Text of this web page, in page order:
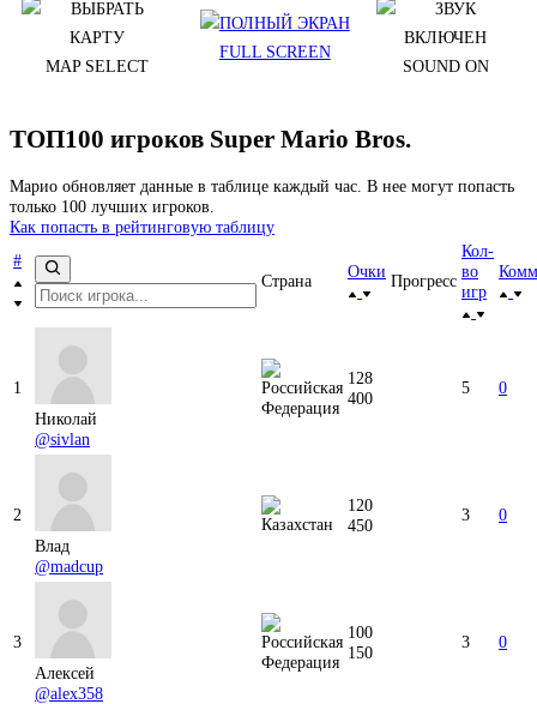
MAP SELECT
FULL SCREEN
SOUND ON
ТОП100 игроков Super Mario Bros.
Марио обновляет данные в таблице каждый час. В нее могут попасть
только 100 лучших игроков.
Как попасть в рейтинговую таблицу
#
Страна
Очки Прогресс
Кол-
во
игр
1
Николай
@sivlan
128
400
5 0
2
Влад
@madcup
120
450
3 0
3
Алексей
@alex358
100
150
3 0